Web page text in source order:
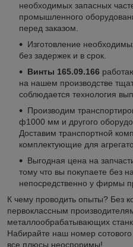
необходимых запасных
промышленного
перед заказом.
Изготовление
без задержек и в срок.
Винты 165.09.166
на нашем производстве
соблюдается технология
Производим
ф1000 мм и другого
Доставим транспортной
комплектующие для
Выгодная цена на
тому что вы покупаете без
непосредственно у фирмы
К чему проводить опыты? Без
первоклассным
металлообрабатывающих
Набирайте наш номер
все плюсы неоспоримы!